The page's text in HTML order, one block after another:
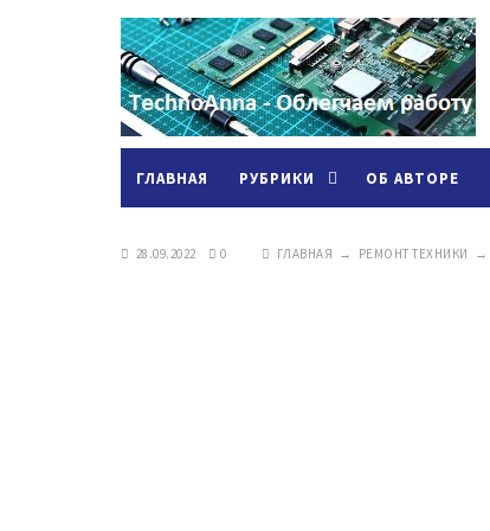
ГЛАВНАЯ РУБРИКИ ОБ АВТОРЕ
28.09.2022 0 ГЛАВНАЯ → РЕМОНТ ТЕХНИКИ →